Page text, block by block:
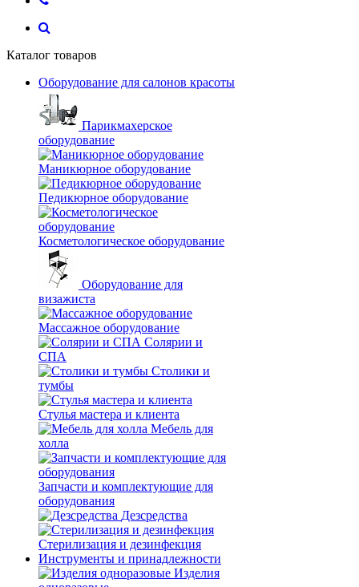
Каталог товаров
Оборудование для салонов красоты
Парикмахерское
оборудование
Маникюрное оборудование
Педикюрное оборудование
Косметологическое оборудование
Оборудование для
визажиста
Массажное оборудование
Солярии и
СПА
Столики и
тумбы
Стулья мастера и клиента
Мебель для
холла
Запчасти и комплектующие для
оборудования
Дезсредства
Стерилизация и дезинфекция
Инструменты и принадлежности
Изделия